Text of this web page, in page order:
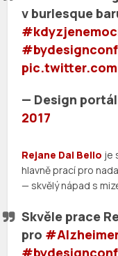
v burlesque
#bydesignconf
— Design
2017
Rejane Dal Bello je
hlavně prací pro
— skvělý nápad s
Skvěle prace
pro
#bydesignconf